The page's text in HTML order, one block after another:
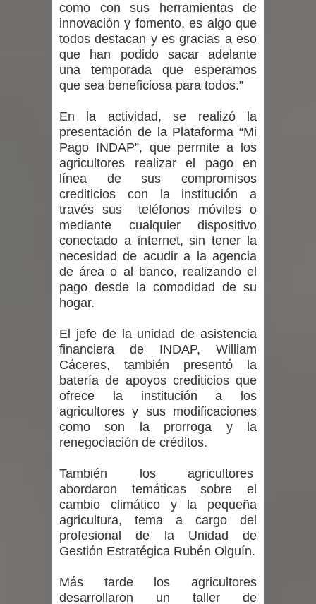
Se activa Código Azul en Talca ante
las bajas temperaturas
GORE Maule figura tercero a nivel
nacional en gasto por viajes y
traslados con $133 millones
Dos internos intentaron escapar por
un forado desde la cárcel de Talca
como con sus herramientas de
innovación y fomento, es algo que
todos destacan y es gracias a eso
que han podido sacar adelante
una temporada que esperamos
que sea beneficiosa para todos.”
En la actividad, se realizó la
presentación de la Plataforma “Mi
Pago INDAP”, que permite a los
agricultores realizar el pago en
línea de sus compromisos
crediticios con la institución a
través sus teléfonos móviles o
mediante cualquier dispositivo
conectado a internet, sin tener la
necesidad de acudir a la agencia
de área o al banco, realizando el
pago desde la comodidad de su
hogar.
El jefe de la unidad de asistencia
financiera de INDAP, William
Cáceres, también presentó la
batería de apoyos crediticios que
ofrece la institución a los
agricultores y sus modificaciones
como son la prorroga y la
renegociación de créditos.
También los agricultores
abordaron temáticas sobre el
cambio climático y la pequeña
agricultura, tema a cargo del
profesional de la Unidad de
Gestión Estratégica Rubén Olguín.
Más tarde los agricultores
desarrollaron un taller de